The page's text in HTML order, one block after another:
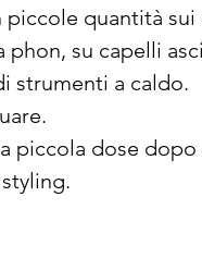
piccole quantità
phon, su capelli
strumenti a caldo.
piccola dose